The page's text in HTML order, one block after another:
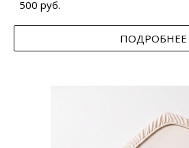
500 руб.
ПОДРОБНЕЕ